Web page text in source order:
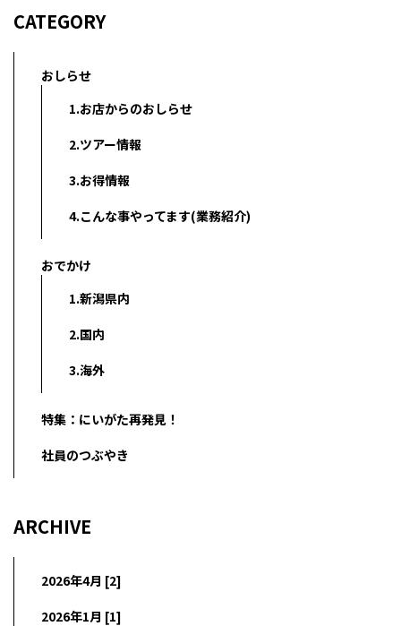
CATEGORY
おしらせ
1.お店からのおしらせ
2.ツアー情報
3.お得情報
4.こんな事やってます(業務紹介)
おでかけ
1.新潟県内
2.国内
3.海外
特集：にいがた再発見！
社員のつぶやき
ARCHIVE
2026年4月 [2]
2026年1月 [1]